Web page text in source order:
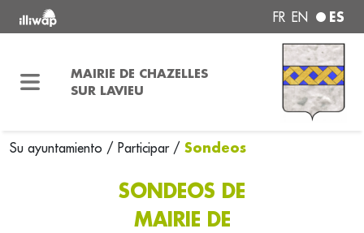
FR EN ES
MAIRIE DE CHAZELLES
SUR LAVIEU
Su ayuntamiento / Participar/ Sondeos
SONDEOS DE
MAIRIE DE